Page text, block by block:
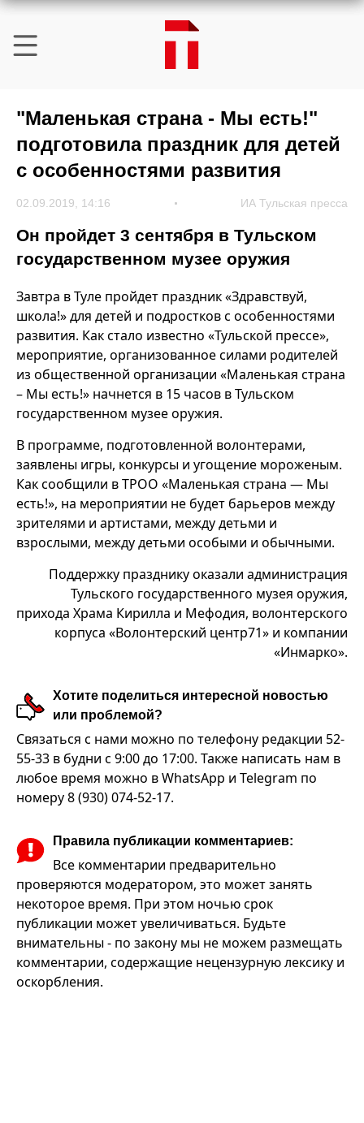
"Маленькая страна - Мы есть!"
подготовила праздник для детей
с особенностями развития
02.09.2019, 14:16 ИА Тульская пресса
Он пройдет 3 сентября в Тульском
государственном музее оружия
Завтра в Туле пройдет праздник «Здравствуй,
школа!» для детей и подростков с особенностями
развития. Как стало известно «Тульской прессе»,
мероприятие, организованное силами родителей
из общественной организации «Маленькая страна
– Мы есть!» начнется в 15 часов в Тульском
государственном музее оружия.
В программе, подготовленной волонтерами,
заявлены игры, конкурсы и угощение мороженым.
Как сообщили в ТРОО «Маленькая страна — Мы
есть!», на мероприятии не будет барьеров между
зрителями и артистами, между детьми и
взрослыми, между детьми особыми и обычными.
Поддержку празднику оказали администрация
Тульского государственного музея оружия,
прихода Храма Кирилла и Мефодия, волонтерского
корпуса «Волонтерский центр71» и компании
«Инмарко».
Хотите поделиться интересной новостью
или проблемой?
Связаться с нами можно по телефону редакции 52-
55-33 в будни с 9:00 до 17:00. Также написать нам в
любое время можно в WhatsApp и Telegram по
номеру 8 (930) 074-52-17.
Правила публикации комментариев:
Все комментарии предварительно
проверяются модератором, это может занять
некоторое время. При этом ночью срок
публикации может увеличиваться. Будьте
внимательны - по закону мы не можем размещать
комментарии, содержащие нецензурную лексику и
оскорбления.